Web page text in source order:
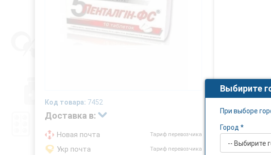
Код товара: 7452
Доставка в:
Новая почта Тариф перевозчика
Укр почта Тариф перевозчика
Выбирите
При выборе
Город *
-- Выбирите